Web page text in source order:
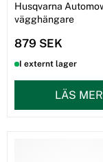
Husqvarna
vägghängare
879 SEK
I externt lager
LÄS MER